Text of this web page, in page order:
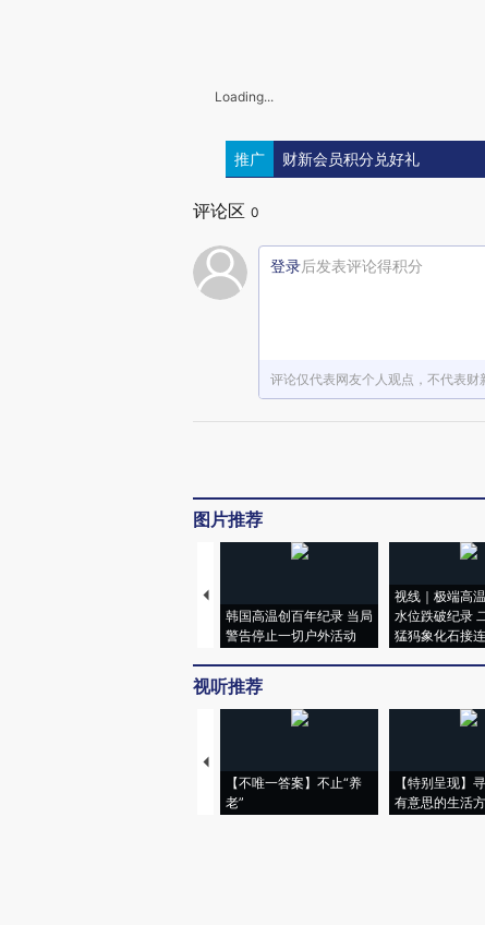
Loading...
推广 财新会员积分兑好礼
评论区 0
登录后发表评论得积分
评论仅代表网友个人观点，不代表财
图片推荐
韩国高温创百年纪录 当局
警告停止一切户外活动
视线｜极端高
水位跌破纪录
猛犸象化石接
视听推荐
【不唯一答案】不止“养
老”
【特别呈现】
有意思的生活